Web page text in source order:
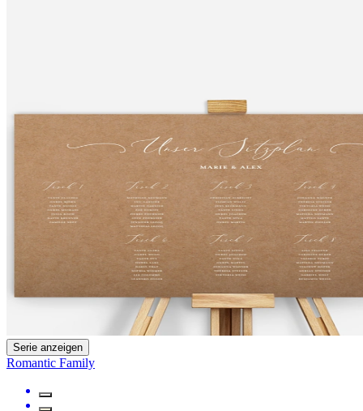
Serie anzeigen
Romantic Family